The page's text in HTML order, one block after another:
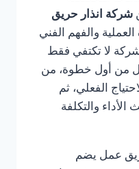
شركة انذار حريق
العملية والفهم الفني
لا تكتفي فقط
من أول خطوة، من
الفعلي، ثم
والتكلفة
عمل يضم